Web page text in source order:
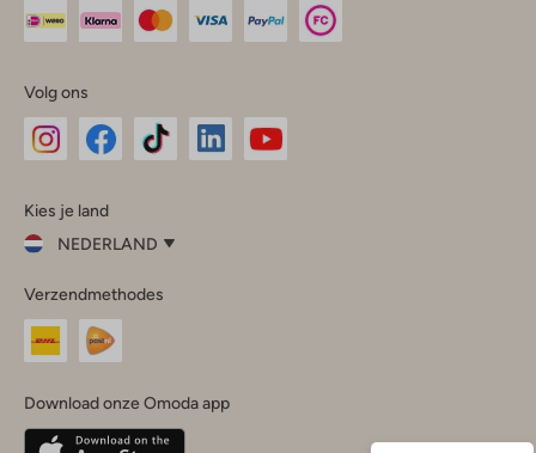
Volg ons
InstagramFacebook
Kies je land
NEDERLAND
je
land
Nederland
Belgique(Français)
Verzendmethodes
Download onze Omoda app